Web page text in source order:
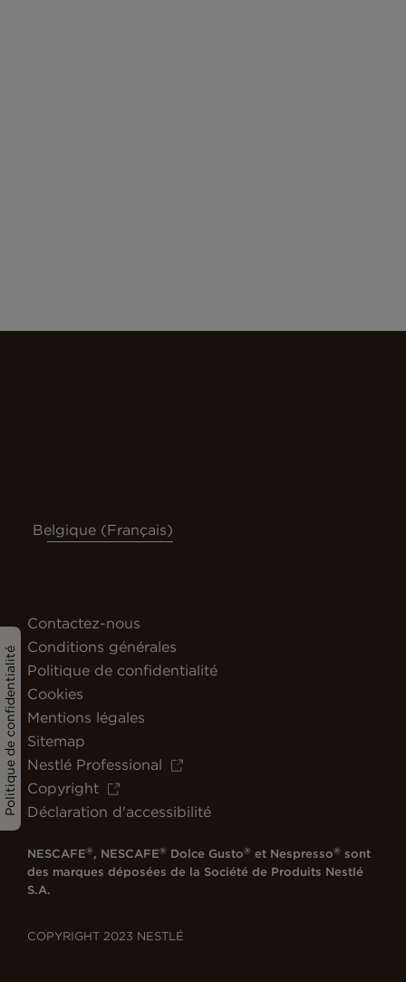
Politique de confidentialité
Belgique (Français)
Contactez-nous
Conditions générales
Politique de confidentialité
Cookies
Mentions légales
Sitemap
Nestlé Professional
Copyright
Déclaration d'accessibilité
NESCAFE®, NESCAFE® Dolce Gusto® et Nespresso® sont
des marques déposées de la Société de Produits Nestlé
S.A.
COPYRIGHT 2023 NESTLÉ